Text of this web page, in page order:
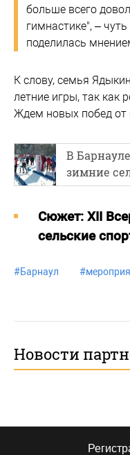
больше всего
гимнастике", –
поделилась
К слову, семья
летние игры, так как
Ждем новых побед от
В
зимние
Cюжет: XII
сельские
#Барнаул #
Новости